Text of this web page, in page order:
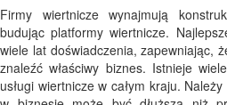
Firmy wiertnicze wynajmują
budując platformy wiertnicze.
wiele lat doświadczenia, zapewniając,
znaleźć właściwy biznes. Istnieje
usługi wiertnicze w całym kraju.